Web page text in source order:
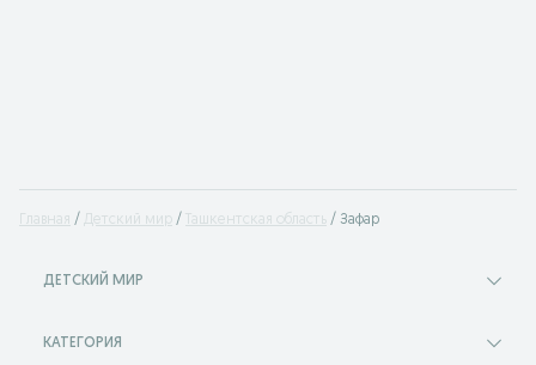
Главная Детский мир Ташкентская область Зафар
ДЕТСКИЙ МИР
КАТЕГОРИЯ